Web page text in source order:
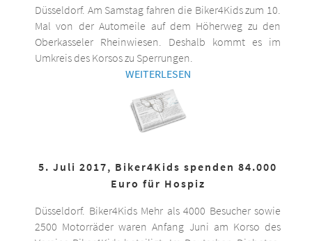
Düsseldorf. Am Samstag fahren die Biker4Kids zum 10.
Mal von der Automeile auf dem Höherweg zu den
Oberkasseler Rheinwiesen. Deshalb kommt es im
Umkreis des Korsos zu Sperrungen.
WEITERLESEN
5. Juli 2017, Biker4Kids spenden 84.000
Euro für Hospiz
Düsseldorf. Biker4Kids Mehr als 4000 Besucher sowie
2500 Motorräder waren Anfang Juni am Korso des